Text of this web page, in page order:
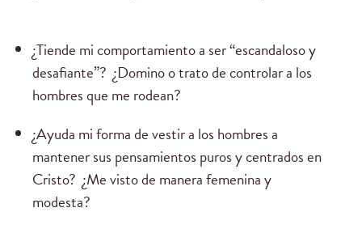
¿Tiende mi comportamiento a ser “escandaloso y
desafiante”? ¿Domino o trato de controlar a los
hombres que me rodean?
¿Ayuda mi forma de vestir a los hombres a
mantener sus pensamientos puros y centrados en
Cristo? ¿Me visto de manera femenina y
modesta?